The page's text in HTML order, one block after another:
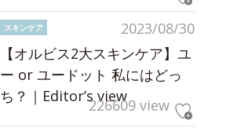
2023/08/30
スキンケア
【オルビス2大スキンケア】ユ
ー or ユードット 私にはどっ
ち？｜Editor’s view226609 view